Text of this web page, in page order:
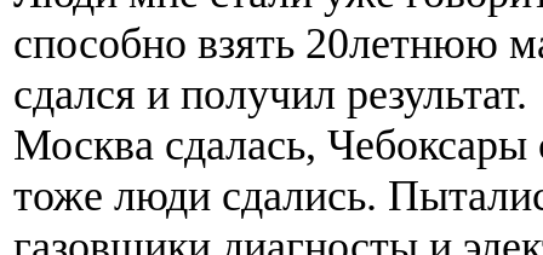
способно взять 20летнюю
сдался и получил результат.
Москва сдалась,
тоже люди сдались.